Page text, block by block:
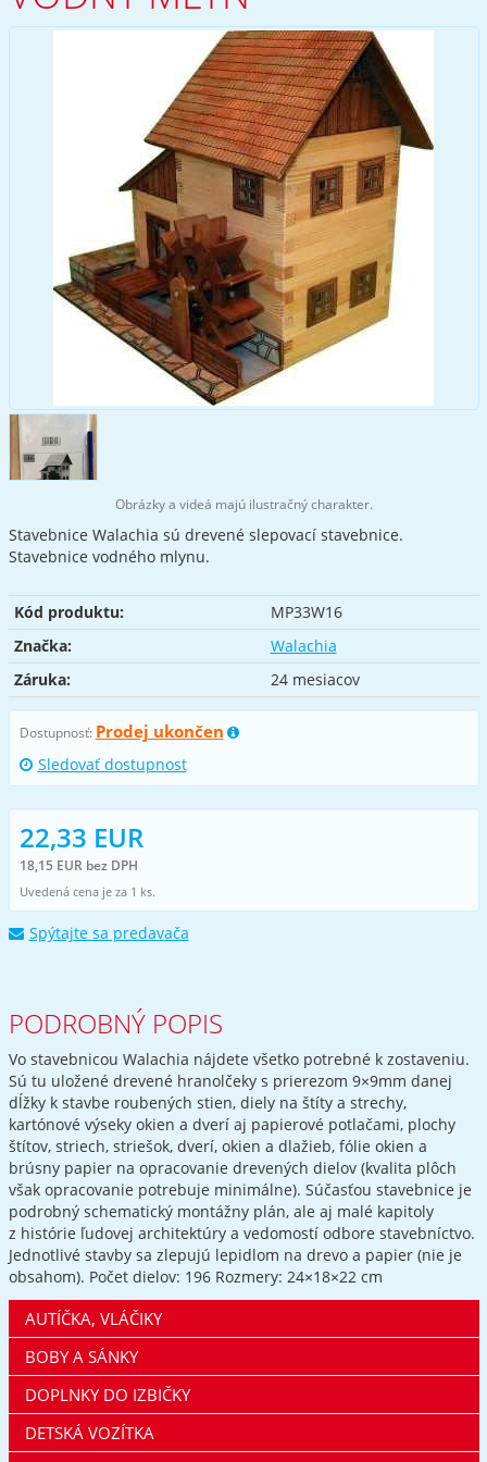
Obrázky a videá majú ilustračný charakter.
Stavebnice Walachia sú drevené slepovací stavebnice.
Stavebnice vodného mlynu.
Kód produktu:
MP33W16
Značka:
Walachia
Záruka:
24 mesiacov
Dostupnosť: Prodej ukončen
Sledovať dostupnost
22,33 EUR
18,15 EUR bez DPH
Uvedená cena je za 1 ks.
Spýtajte sa predavača
PODROBNÝ POPIS
Vo stavebnicou Walachia nájdete všetko potrebné k zostaveniu.
Sú tu uložené drevené hranolčeky s prierezom 9×9mm danej
dĺžky k stavbe roubených stien, diely na štíty a strechy,
kartónové výseky okien a dverí aj papierové potlačami, plochy
štítov, striech, striešok, dverí, okien a dlažieb, fólie okien a
brúsny papier na opracovanie drevených dielov (kvalita plôch
však opracovanie potrebuje minimálne). Súčasťou stavebnice je
podrobný schematický montážny plán, ale aj malé kapitoly
z histórie ľudovej architektúry a vedomostí odbore stavebníctvo.
Jednotlivé stavby sa zlepujú lepidlom na drevo a papier (nie je
obsahom). Počet dielov: 196 Rozmery: 24×18×22 cm
AUTÍČKA, VLÁČIKY
BOBY A SÁNKY
DOPLNKY DO IZBIČKY
DETSKÁ VOZÍTKA